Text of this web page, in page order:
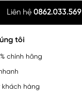
Liên hệ 0862.033.569
tôi
chính hãng
hàng